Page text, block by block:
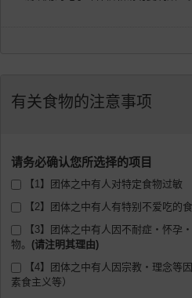
有关食物的注意事项
请务必确认您所选择的项目
【1】团体之中有人对特定食物过敏
【2】团体之中有人有特别不爱吃的
【3】团体之中有人因不耐症・怀孕
物。
【4】团体之中有人因宗教・理念等
素食主义等）